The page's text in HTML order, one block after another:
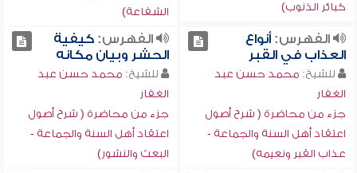
كبائر الذنوب)
الشفاعة)
الفهرس:أنواع
العذاب في القبر
للشيخ: محمد حسن عبد
الغفار
جزء من محاضرة ( شرح أصول
اعتقاد أهل السنة والجماعة -
عذاب القبر ونعيمه)
الفهرس:كيفية
الحشر وبيان مكانه
للشيخ: محمد حسن عبد
الغفار
جزء من محاضرة ( شرح أصول
اعتقاد أهل السنة والجماعة -
البعث والنشور)